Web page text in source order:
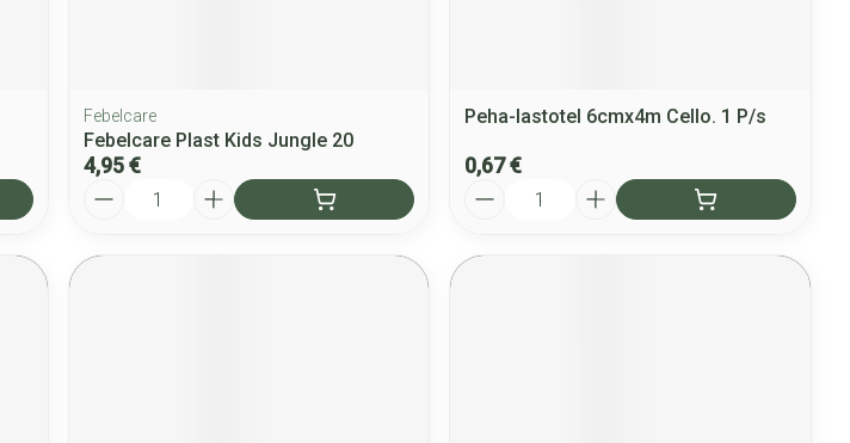
Febelcare
Febelcare Plast Kids Jungle 20
4,95 €
Quantité
Peha-lastotel 6cmx4m Cello. 1 P/s
0,67 €
Quantité